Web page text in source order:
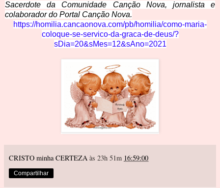
Sacerdote da Comunidade Canção Nova, jornalista e
colaborador do Portal Canção Nova.
https://homilia.cancaonova.com/pb/homilia/como-maria-
coloque-se-servico-da-graca-de-deus/?
sDia=20&sMes=12&sAno=2021
CRISTO minha CERTEZA às 23h 51m 16:59:00
Compartilhar